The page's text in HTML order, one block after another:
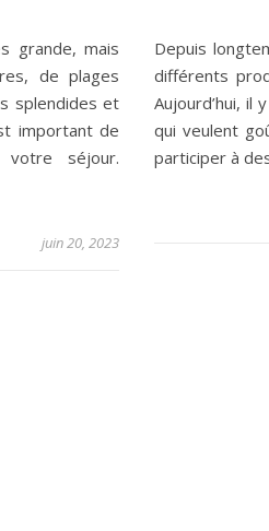
grande, mais
de plages
splendides et
important de
séjour.
juin 20, 2023
Depuis
différents
Aujourd’hui, il
qui veulent
participer à